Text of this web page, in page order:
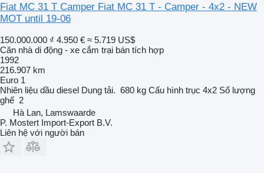
Fiat MC 31 T Camper Fiat MC 31 T - Camper - 4x2 - NEW
MOT until 19-06
150.000.000 ₫ 4.950 € ≈ 5.719 US$
Căn nhà di động - xe cắm trại bán tích hợp
1992
216.907 km
Euro 1
Nhiên liệu dầu diesel Dung tải. 680 kg Cấu hình trục 4x2 Số lượng
ghế 2
Hà Lan, Lamswaarde
P. Mostert Import-Export B.V.
Liên hệ với người bán